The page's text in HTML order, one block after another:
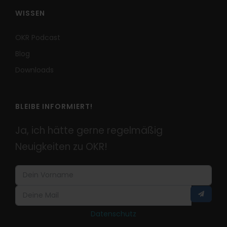
WISSEN
OKR Podcast
Blog
Downloads
BLEIBE INFORMIERT!
Ja, ich hätte gerne regelmäßig
Neuigkeiten zu OKR!
Datenschutz